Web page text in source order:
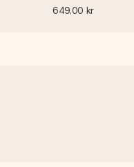
649,00 kr